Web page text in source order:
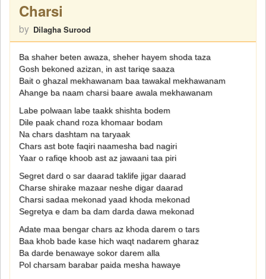
Charsi
by Dilagha Surood
Ba shaher beten awaza, sheher hayem shoda taza
Gosh bekoned azizan, in ast tariqe saaza
Bait o ghazal mekhawanam baa tawakal mekhawanam
Ahange ba naam charsi baare awala mekhawanam
Labe polwaan labe taakk shishta bodem
Dile paak chand roza khomaar bodam
Na chars dashtam na taryaak
Chars ast bote faqiri naamesha bad nagiri
Yaar o rafiqe khoob ast az jawaani taa piri
Segret dard o sar daarad taklife jigar daarad
Charse shirake mazaar neshe digar daarad
Charsi sadaa mekonad yaad khoda mekonad
Segretya e dam ba dam darda dawa mekonad
Adate maa bengar chars az khoda darem o tars
Baa khob bade kase hich waqt nadarem gharaz
Ba darde benawaye sokor darem alla
Pol charsam barabar paida mesha hawaye